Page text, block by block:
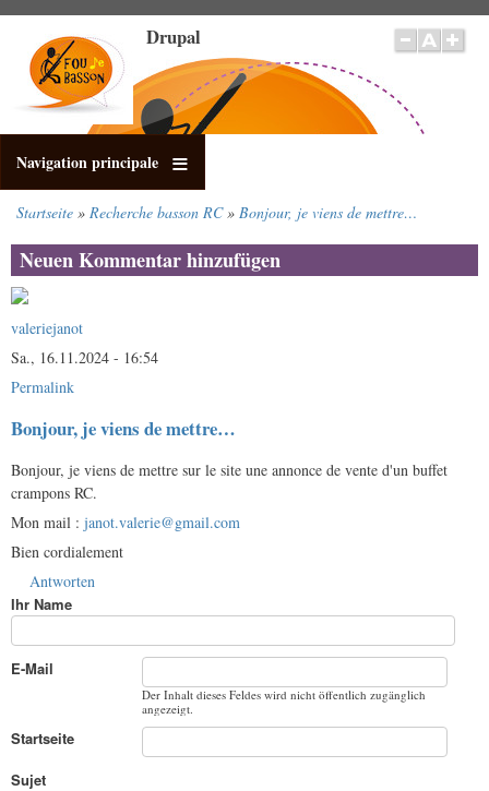
Inhalt
Drupal
Navigation principale
Startseite Recherche basson RC Bonjour, je viens de mettre…
Neuen Kommentar hinzufügen
valeriejanot
Sa., 16.11.2024 - 16:54
Permalink
Bonjour, je viens de mettre…
Bonjour, je viens de mettre sur le site une annonce de vente d'un buffet
crampons RC.
Mon mail : janot.valerie@gmail.com
Bien cordialement
Antworten
Ihr Name
E-Mail
Der Inhalt dieses Feldes wird nicht öffentlich zugänglich
angezeigt.
Startseite
Sujet